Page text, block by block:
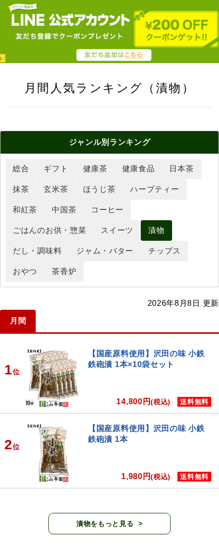
月間人気ランキング（漬物）
ジャンル別 ランキング
総合 ギフト 健康茶 健康食品 日本茶
抹茶 玄米茶 ほうじ茶 ハーブティー
和紅茶 中国茶 コーヒー
ごはんのお供・惣菜 スイーツ 漬物
だし・調味料 ジャム・バター チップス
おやつ 茶香炉
2026年8月8日 更新
月間
1位
【国産原料使用】沢田の味 小鉄
鉄砲漬 1本×10袋セット
14,800円(税込) 送料無料
2位
【国産原料使用】沢田の味 小鉄
鉄砲漬 1本
1,980円(税込) 送料無料
漬物をもっと見る